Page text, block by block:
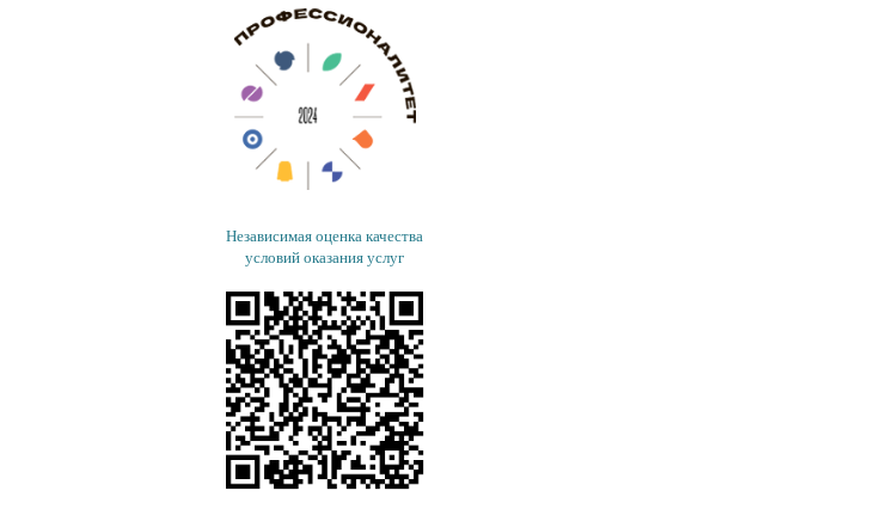
Независимая оценка качества
условий оказания услуг